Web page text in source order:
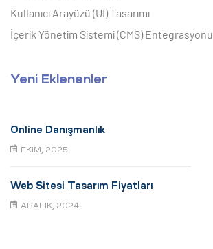
Kullanıcı Arayüzü (UI) Tasarımı
İçerik Yönetim Sistemi (CMS) Entegrasyonu
Yeni Eklenenler
Online Danışmanlık
EKIM, 2025
Web Sitesi Tasarım Fiyatları
ARALIK, 2024